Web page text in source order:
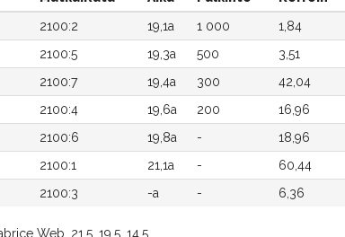
2100:2
19,1a 1 000
1,84
2100:5
19,3a 500
3,51
2100:7
19,4a 300
42,04
2100:4
19,6a 200
16,96
2100:6
19,8a -
18,96
2100:1
21,1a -
60,44
2100:3
-a - 6,36
Web, 21.5, 19.5, 14.5